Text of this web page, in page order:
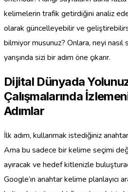
kelimelerin trafik getirdiğini analiz
olarak güncelleyebilir ve
bilmiyor musunuz? Onlara, neyi nasıl
yarışında sizi bir adım öne çıkarır.
Dijital Dünyada
Çalışmalarında
Adımlar
İlk adım, kullanmak istediğiniz
Ama bu sadece bir kelime seçimi
ayıracak ve hedef kitlenizle
Google’ın anahtar kelime planlayıcı